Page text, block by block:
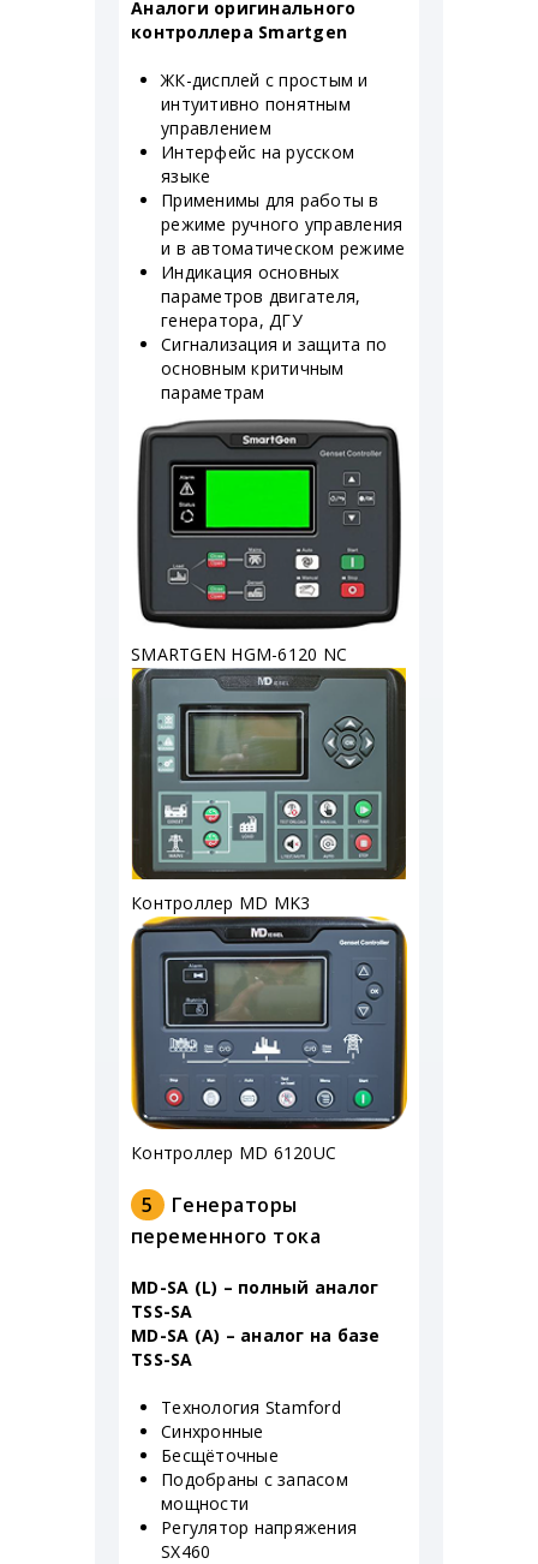
Аналоги оригинального
контроллера Smartgen
ЖК-дисплей с простым и
интуитивно понятным
управлением
Интерфейс на русском
языке
Применимы для работы в
режиме ручного управления
и в автоматическом режиме
Индикация основных
параметров двигателя,
генератора, ДГУ
Сигнализация и защита по
основным критичным
параметрам
SMARTGEN HGM-6120 NC
Контроллер MD MK3
Контроллер MD 6120UC
5
Генераторы
переменного тока
MD-SA (L) – полный аналог
TSS-SA
MD-SA (A) – аналог на базе
TSS-SA
Технология Stamford
Синхронные
Бесщёточные
Подобраны с запасом
мощности
Регулятор напряжения
SX460